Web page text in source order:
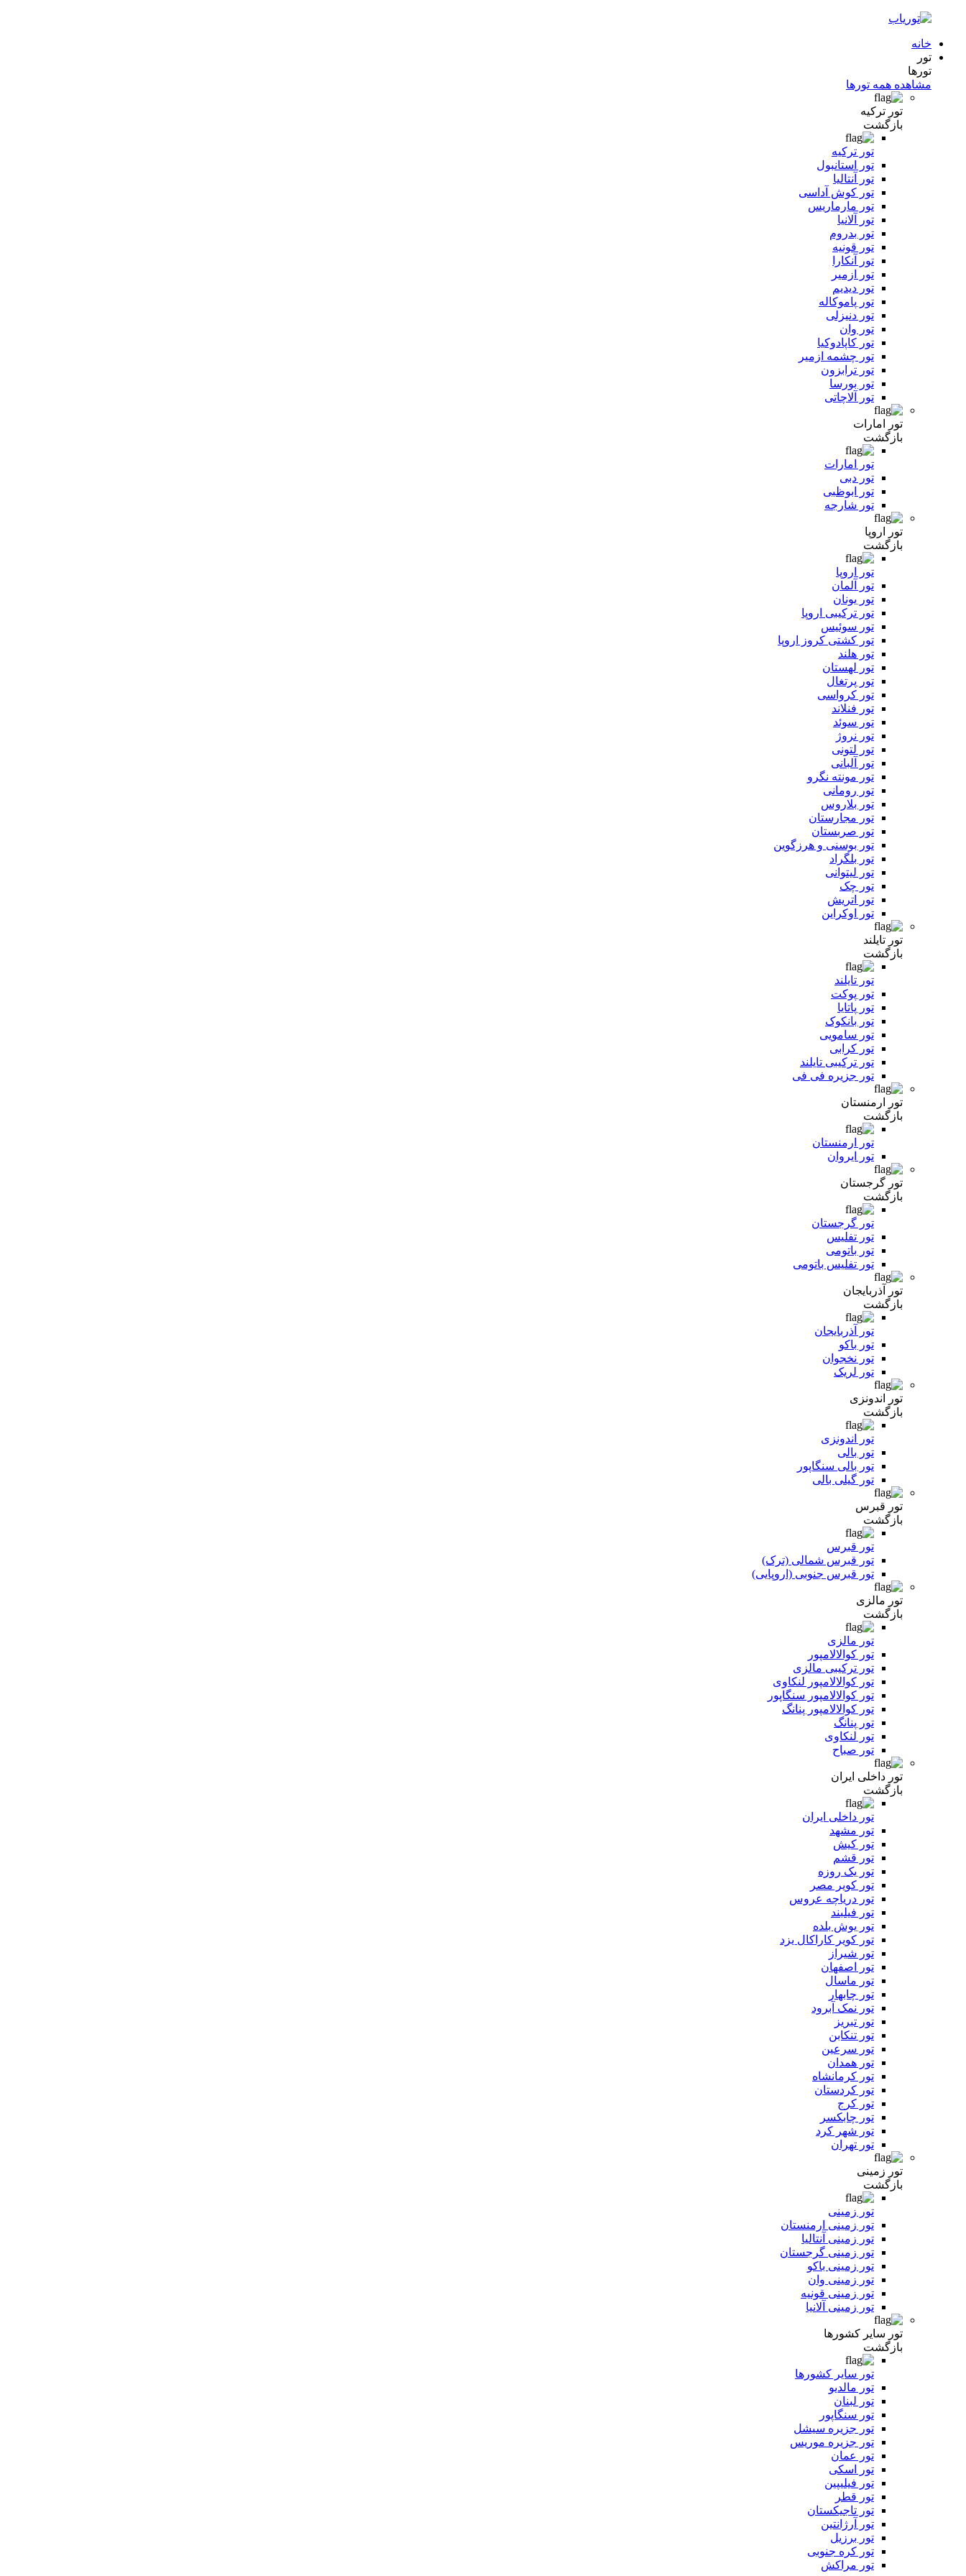
خانه
تور
تورها
مشاهده همه تورها
تور ترکیه
بازگشت
تور ترکیه
تور استانبول
تور آنتالیا
تور کوش آداسی
تور مارماریس
تور آلانیا
تور بدروم
تور قونیه
تور آنکارا
تور ازمیر
تور دیدیم
تور پاموکاله
تور دنیزلی
تور وان
تور کاپادوکیا
تور چشمه ازمیر
تور ترابزون
تور بورسا
تور آلاچاتی
تور امارات
بازگشت
تور امارات
تور دبی
تور ابوظبی
تور شارجه
تور اروپا
بازگشت
تور اروپا
تور آلمان
تور یونان
تور ترکیبی اروپا
تور سوئیس
تور کشتی کروز اروپا
تور هلند
تور لهستان
تور پرتغال
تور کرواسی
تور فنلاند
تور سوئد
تور نروژ
تور لتونی
تور آلبانی
تور مونته نگرو
تور رومانی
تور بلاروس
تور مجارستان
تور صربستان
تور بوسنی و هرزگوین
تور بلگراد
تور لیتوانی
تور چک
تور اتریش
تور اوکراین
تور تایلند
بازگشت
تور تایلند
تور پوکت
تور پاتایا
تور بانکوک
تور سامویی
تور کرابی
تور ترکیبی تایلند
تور جزیره فی فی
تور ارمنستان
بازگشت
تور ارمنستان
تور ایروان
تور گرجستان
بازگشت
تور گرجستان
تور تفلیس
تور باتومی
تور تفلیس باتومی
تور آذربایجان
بازگشت
تور آذربایجان
تور باکو
تور نخجوان
تور لریک
تور اندونزی
بازگشت
تور اندونزی
تور بالی
تور بالی سنگاپور
تور گیلی بالی
تور قبرس
بازگشت
تور قبرس
تور قبرس شمالی (ترک)
تور قبرس جنوبی (اروپایی)
تور مالزی
بازگشت
تور مالزی
تور کوالالامپور
تور ترکیبی مالزی
تور کوالالامپور لنکاوی
تور کوالالامپور سنگاپور
تور کوالالامپور پنانگ
تور پنانگ
تور لنکاوی
تور صباح
تور داخلی ایران
بازگشت
تور داخلی ایران
تور مشهد
تور کیش
تور قشم
تور یک روزه
تور کویر مصر
تور دریاچه عروس
تور فیلبند
تور یوش بلده
تور کویر کاراکال یزد
تور شیراز
تور اصفهان
تور ماسال
تور چابهار
تور نمک آبرود
تور تبریز
تور تنکابن
تور سرعین
تور همدان
تور کرمانشاه
تور کردستان
تور کرج
تور چابکسر
تور شهر کرد
تور تهران
تور زمینی
بازگشت
تور زمینی
تور زمینی ارمنستان
تور زمینی آنتالیا
تور زمینی گرجستان
تور زمینی باکو
تور زمینی وان
تور زمینی قونیه
تور زمینی آلانیا
تور سایر کشورها
بازگشت
تور سایر کشورها
تور مالدیو
تور لبنان
تور سنگاپور
تور جزیره سیشل
تور جزیره موریس
تور عمان
تور اسکی
تور فیلیپین
تور قطر
تور تاجیکستان
تور آرژانتین
تور برزیل
تور کره جنوبی
تور مراکش